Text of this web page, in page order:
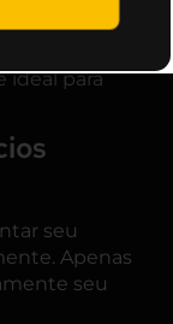
seu público-
ideal para
seu
Apenas
seu